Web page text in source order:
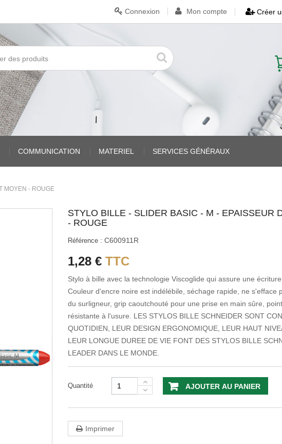
Créer
Mon compte
Connexion
COMMUNICATION MATERIEL SERVICES GÉNÉRAUX
MOYEN - ROUGE
STYLO BILLE - SLIDER BASIC - M - EPAISSEUR
- ROUGE
Référence : C600911R
1,28 € TTC
Stylo à bille avec la technologie Viscoglide qui assure une
Couleur d'encre noire est indélébile, séchage rapide, ne s'efface
du surligneur, grip caoutchouté pour une prise en main sûre,
résistante à l'usure. LES STYLOS BILLE SCHNEIDER SONT
QUOTIDIEN, LEUR DESIGN ERGONOMIQUE, LEUR HAUT
LEUR LONGUE DUREE DE VIE FONT DES STYLOS BILLE
LEADER DANS LE MONDE.
Quantité AJOUTER AU PANIER
Imprimer